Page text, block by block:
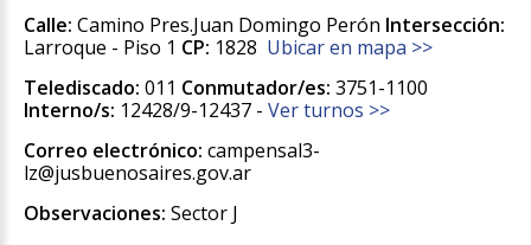
Calle: Camino Pres.Juan Domingo Perón Intersección:
Larroque - Piso 1 CP: 1828 Ubicar en mapa >>
Telediscado: 011 Conmutador/es: 3751-1100
Interno/s: 12428/9-12437 - Ver turnos >>
Correo electrónico: campensal3-
lz@jusbuenosaires.gov.ar
Observaciones: Sector J